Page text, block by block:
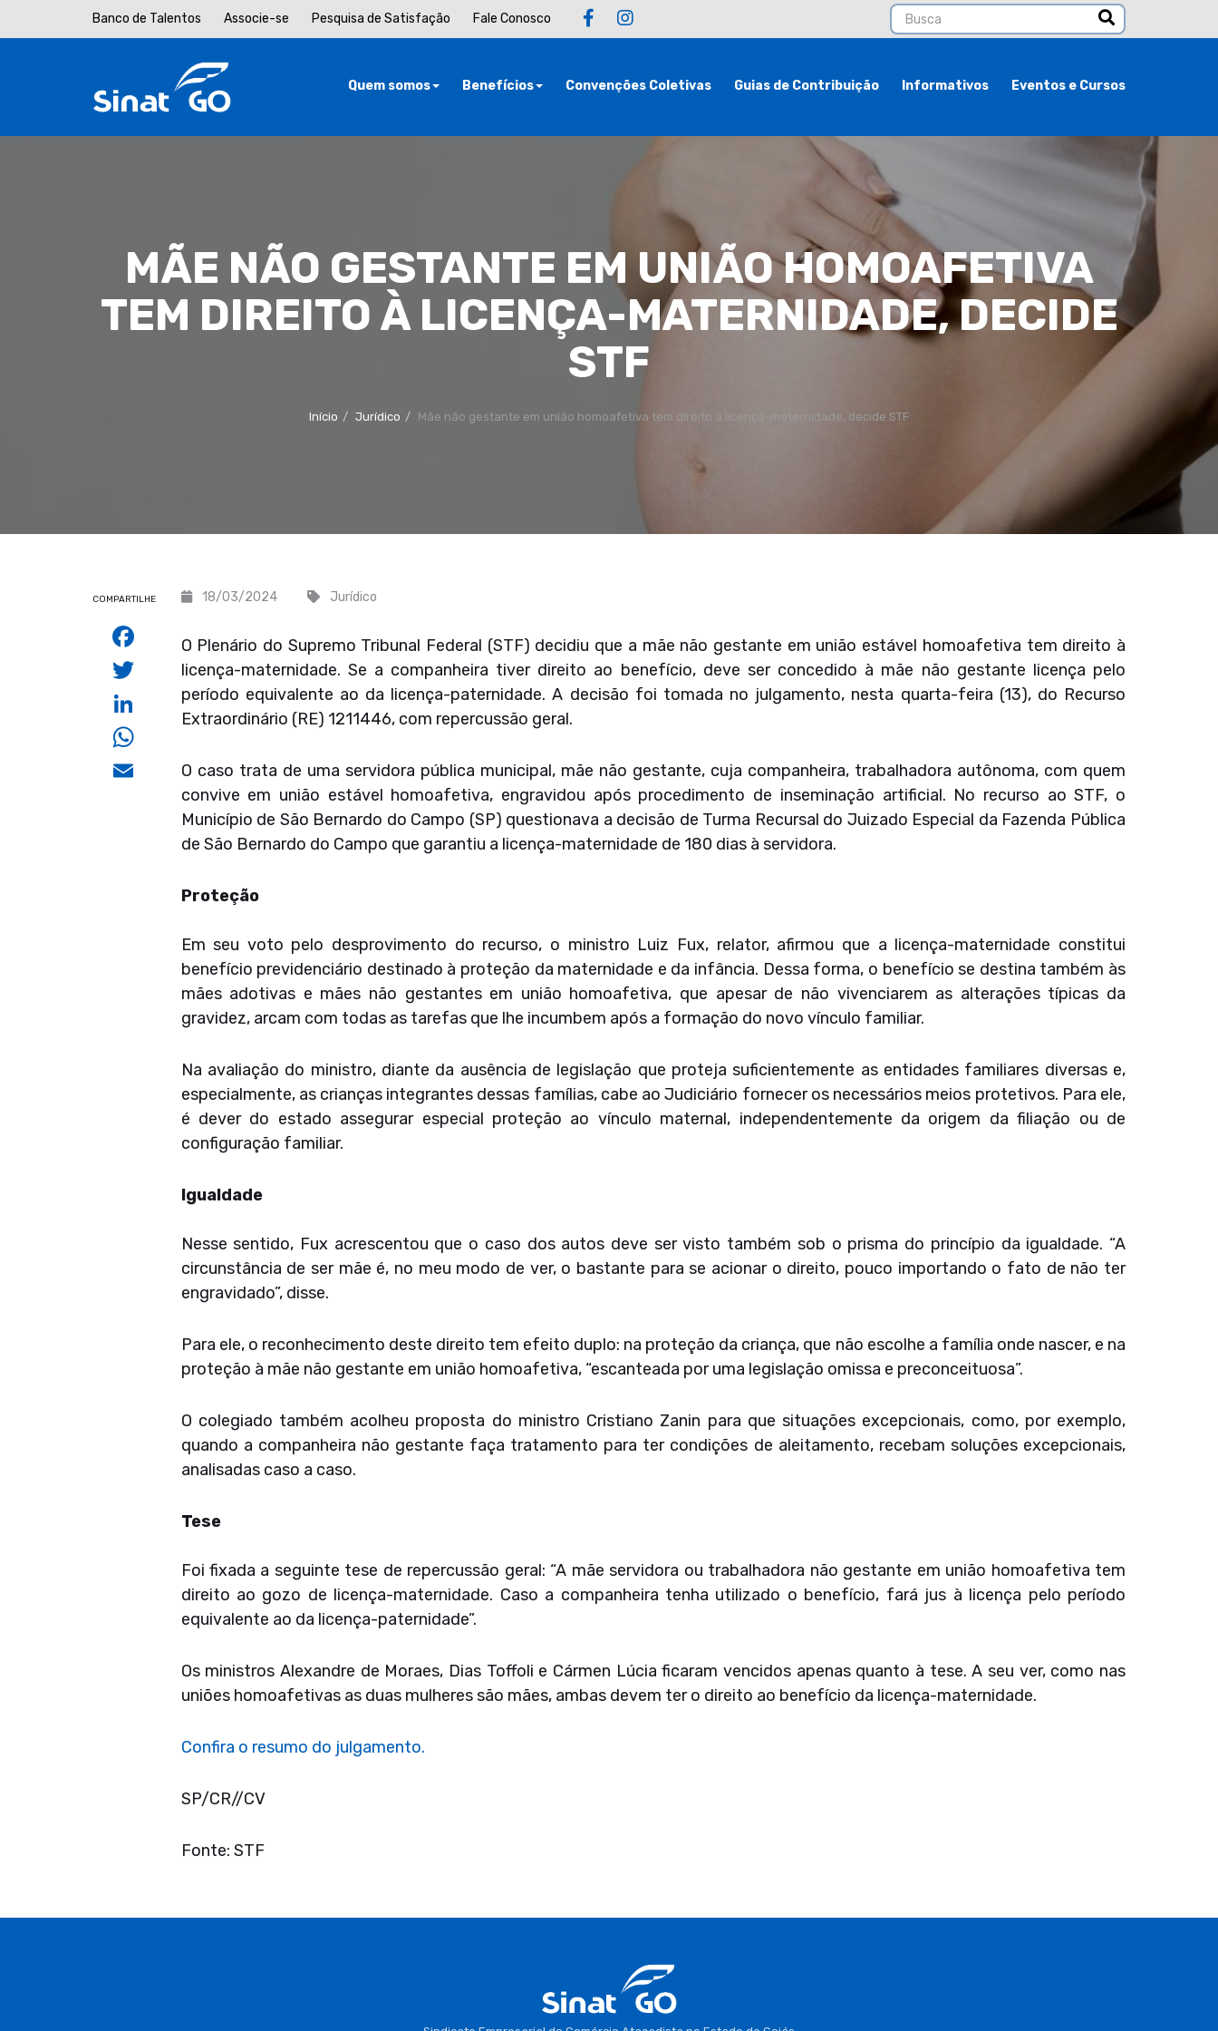
Banco de Talentos Associe-se Pesquisa de Satisfação Fale Conosco
Quem somos Benefícios Convenções Coletivas Guias de Contribuição Informativos Eventos e Cursos
MÃE NÃO GESTANTE EM UNIÃO HOMOAFETIVA
TEM DIREITO À LICENÇA-MATERNIDADE, DECIDE
STF
Início Jurídico Mãe não gestante em união homoafetiva tem direito à licença-maternidade, decide STF
18/03/2024 Jurídico
O Plenário do Supremo Tribunal Federal (STF) decidiu que a mãe não gestante em união estável homoafetiva tem direito à
licença-maternidade. Se a companheira tiver direito ao benefício, deve ser concedido à mãe não gestante licença pelo
período equivalente ao da licença-paternidade. A decisão foi tomada no julgamento, nesta quarta-feira (13), do Recurso
Extraordinário (RE) 1211446, com repercussão geral.
O caso trata de uma servidora pública municipal, mãe não gestante, cuja companheira, trabalhadora autônoma, com quem
convive em união estável homoafetiva, engravidou após procedimento de inseminação artificial. No recurso ao STF, o
Município de São Bernardo do Campo (SP) questionava a decisão de Turma Recursal do Juizado Especial da Fazenda Pública
de São Bernardo do Campo que garantiu a licença-maternidade de 180 dias à servidora.
Proteção
Em seu voto pelo desprovimento do recurso, o ministro Luiz Fux, relator, afirmou que a licença-maternidade constitui
benefício previdenciário destinado à proteção da maternidade e da infância. Dessa forma, o benefício se destina também às
mães adotivas e mães não gestantes em união homoafetiva, que apesar de não vivenciarem as alterações típicas da
gravidez, arcam com todas as tarefas que lhe incumbem após a formação do novo vínculo familiar.
Na avaliação do ministro, diante da ausência de legislação que proteja suficientemente as entidades familiares diversas e,
especialmente, as crianças integrantes dessas famílias, cabe ao Judiciário fornecer os necessários meios protetivos. Para ele,
é dever do estado assegurar especial proteção ao vínculo maternal, independentemente da origem da filiação ou de
configuração familiar.
Igualdade
Nesse sentido, Fux acrescentou que o caso dos autos deve ser visto também sob o prisma do princípio da igualdade. “A
circunstância de ser mãe é, no meu modo de ver, o bastante para se acionar o direito, pouco importando o fato de não ter
engravidado”, disse.
Para ele, o reconhecimento deste direito tem efeito duplo: na proteção da criança, que não escolhe a família onde nascer, e na
proteção à mãe não gestante em união homoafetiva, “escanteada por uma legislação omissa e preconceituosa”.
O colegiado também acolheu proposta do ministro Cristiano Zanin para que situações excepcionais, como, por exemplo,
quando a companheira não gestante faça tratamento para ter condições de aleitamento, recebam soluções excepcionais,
analisadas caso a caso.
Tese
Foi fixada a seguinte tese de repercussão geral: “A mãe servidora ou trabalhadora não gestante em união homoafetiva tem
direito ao gozo de licença-maternidade. Caso a companheira tenha utilizado o benefício, fará jus à licença pelo período
equivalente ao da licença-paternidade”.
Os ministros Alexandre de Moraes, Dias Toffoli e Cármen Lúcia ficaram vencidos apenas quanto à tese. A seu ver, como nas
uniões homoafetivas as duas mulheres são mães, ambas devem ter o direito ao benefício da licença-maternidade.
Confira o resumo do julgamento.
SP/CR//CV
Fonte: STF
COMPARTILHE
Facebook
Twitter
LinkedIn
Email